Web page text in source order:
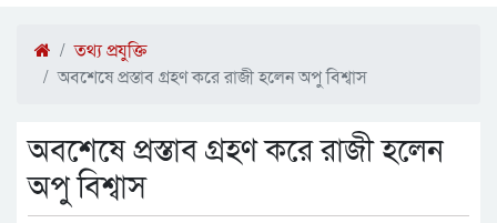
তথ্য প্রযুক্তি
অবশেষে প্রস্তাব গ্রহণ করে রাজী হলেন অপু বিশ্বাস
অবশেষে প্রস্তাব গ্রহণ করে রাজী হলেন
অপু বিশ্বাস